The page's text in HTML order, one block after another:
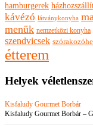
hamburgerek
kávézó látványkonyha
menük nemzetközi konyha
szendvicsek
étterem
Helyek
Kisfaludy Gourmet Borbár
Kisfaludy Gourmet Borbár –